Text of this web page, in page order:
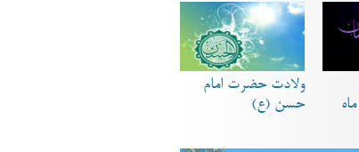
ولادت حضرت امام
حسن (ع)